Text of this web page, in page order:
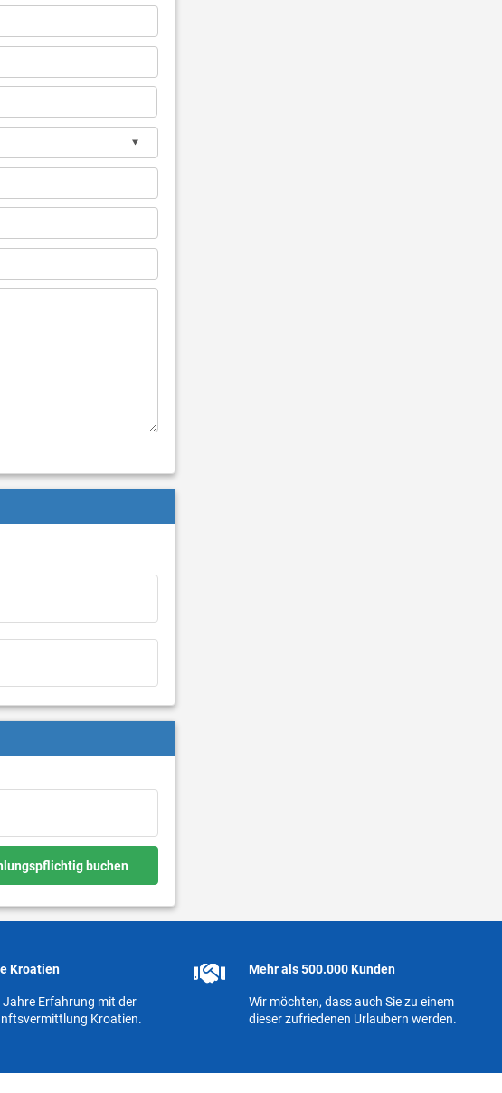
buchen
Kroatien
Jahre Erfahrung mit der
Kroatien.
Mehr als 500.000 Kunden
Wir möchten, dass auch Sie zu einem
dieser zufriedenen Urlaubern werden.